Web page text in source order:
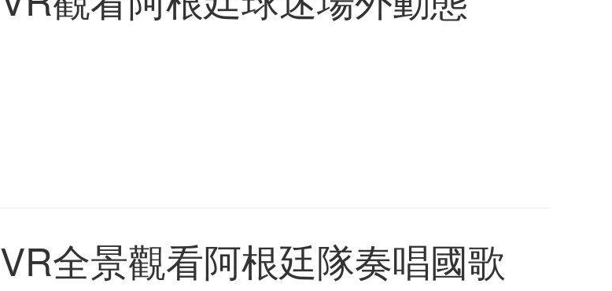
VR全景觀看阿根廷隊奏唱國歌